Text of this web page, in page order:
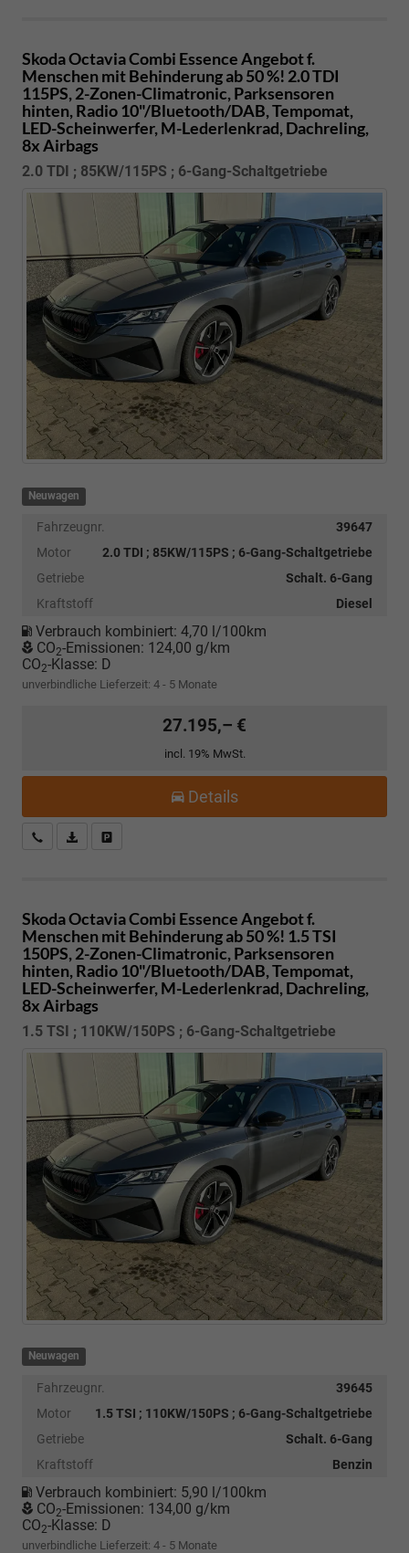
Skoda Octavia Combi Essence Angebot f.
Menschen mit Behinderung ab 50 %! 2.0 TDI
115PS, 2-Zonen-Climatronic, Parksensoren
hinten, Radio 10"/Bluetooth/DAB, Tempomat,
LED-Scheinwerfer, M-Lederlenkrad, Dachreling,
8x Airbags
2.0 TDI ; 85KW/115PS ; 6-Gang-Schaltgetriebe
Neuwagen
Fahrzeugnr.
39647
Motor
2.0 TDI ; 85KW/115PS ; 6-Gang-Schaltgetriebe
Getriebe
Schalt. 6-Gang
Kraftstoff
Diesel
Verbrauch kombiniert: 4,70 l/100km
CO2-Emissionen: 124,00 g/km
CO2-Klasse: D
unverbindliche Lieferzeit: 4 - 5 Monate
27.195,– €
incl. 19% MwSt.
Details
Kostenloser Rückruf-Service
PDF-Datei, Fahrzeugexposé drucken
Skoda Octavia Combi Essence Angebot f.
Menschen mit Behinderung ab 50 %! 1.5 TSI
150PS, 2-Zonen-Climatronic, Parksensoren
hinten, Radio 10"/Bluetooth/DAB, Tempomat,
LED-Scheinwerfer, M-Lederlenkrad, Dachreling,
8x Airbags
1.5 TSI ; 110KW/150PS ; 6-Gang-Schaltgetriebe
Neuwagen
Fahrzeugnr.
39645
Motor
1.5 TSI ; 110KW/150PS ; 6-Gang-Schaltgetriebe
Getriebe
Schalt. 6-Gang
Kraftstoff
Benzin
Verbrauch kombiniert: 5,90 l/100km
CO2-Emissionen: 134,00 g/km
CO2-Klasse: D
unverbindliche Lieferzeit: 4 - 5 Monate